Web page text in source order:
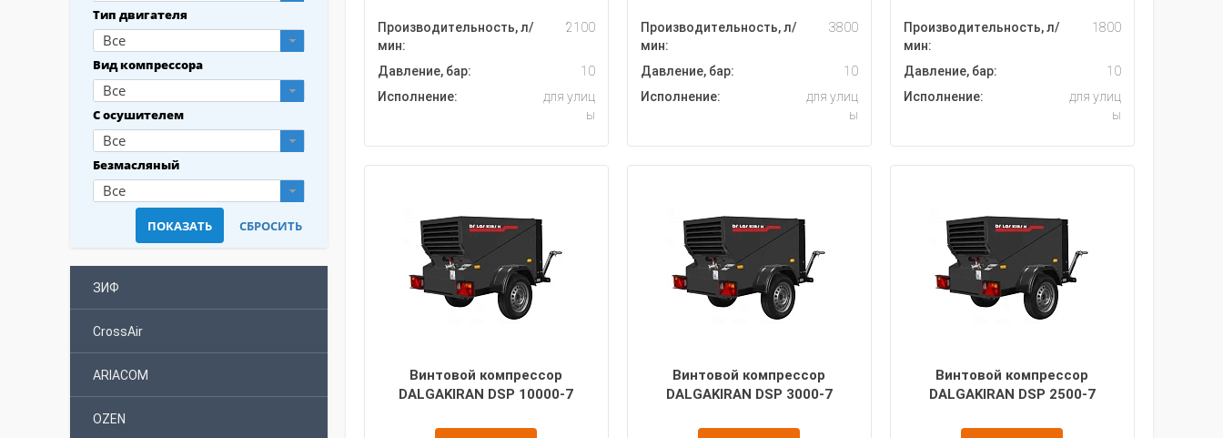
Тип двигателя
Все
Вид компрессора
Все
С осушителем
Все
Безмасляный
Все
ЗИФ
CrossAir
ARIACOM
OZEN
Производительность, л/
мин:
2100
Давление, бар:
10
Исполнение:
для улиц
ы
Производительность, л/
мин:
3800
Давление, бар:
10
Исполнение:
для улиц
ы
Производительность, л/
мин:
1800
Давление, бар:
10
Исполнение:
для улиц
ы
Винтовой компрессор
DALGAKIRAN DSP 10000-7
Винтовой компрессор
DALGAKIRAN DSP 3000-7
Винтовой компрессор
DALGAKIRAN DSP 2500-7